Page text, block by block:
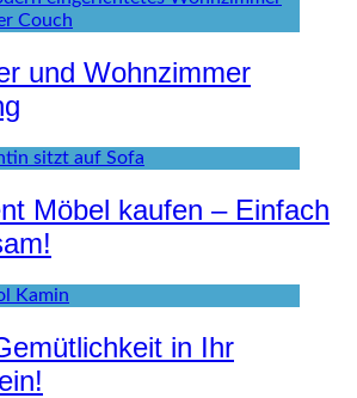
und Wohnzimmer
Möbel kaufen – Einfach
in Ihr